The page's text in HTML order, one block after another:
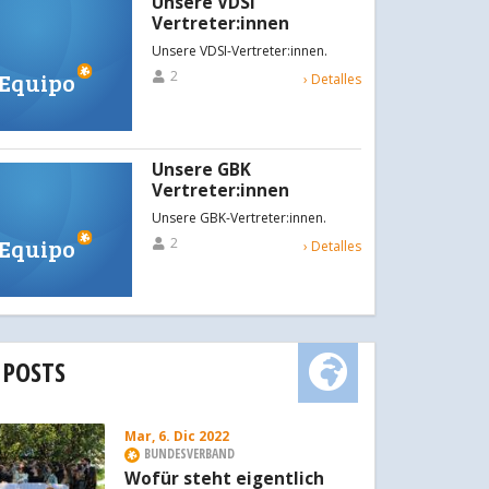
Vertreter:innen
Unsere VDSI-Vertreter:innen.
› Detalles
2
Unsere GBK
Vertreter:innen
Unsere GBK-Vertreter:innen.
› Detalles
2
Mar, 6. Dic 2022
BUNDESVERBAND
Wofür steht eigentlich